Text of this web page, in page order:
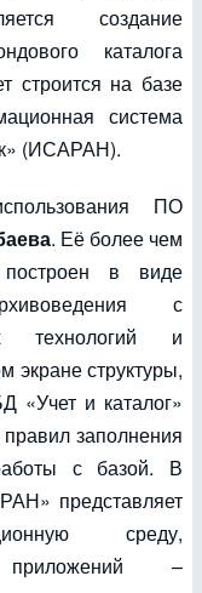
создание
каталога
строится на базе
система
(ИСАРАН).
ПО
. Её более чем
построен в виде
с
технологий и
экране структуры,
«Учет и каталог»
заполнения
с базой. В
представляет
среду,
приложений –